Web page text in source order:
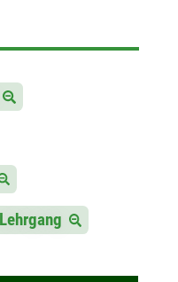
Lehrgang